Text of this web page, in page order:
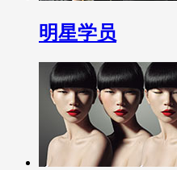
明星学员